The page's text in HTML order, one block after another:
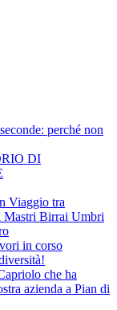
perché non
DI
Viaggio tra
Mastri Birrai Umbri
in corso
che ha
azienda a Pian di